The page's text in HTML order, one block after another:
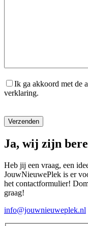
Ik ga akkoord met de
verklaring.
Ja, wij zijn
Heb jij een vraag, een
JouwNieuwePlek is er
het contactformulier!
graag!
info@jouwnieuweplek.nl